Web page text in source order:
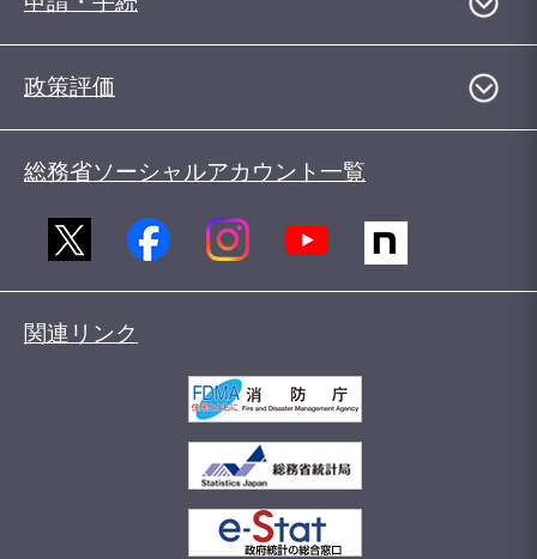
政策評価
総務省ソーシャルアカウント一覧
関連リンク